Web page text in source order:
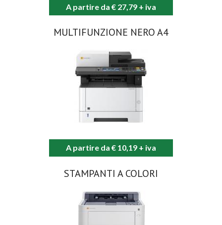
A partire da € 27,79 + iva
MULTIFUNZIONE NERO A4
A partire da € 10,19 + iva
STAMPANTI A COLORI